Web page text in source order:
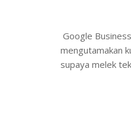
Google
mengutamakan
supaya melek